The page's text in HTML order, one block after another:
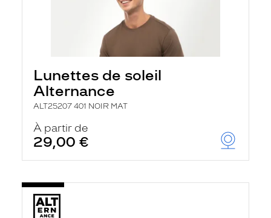
Lunettes de soleil
Alternance
ALT25207 401 NOIR MAT
À partir de
29,00 €